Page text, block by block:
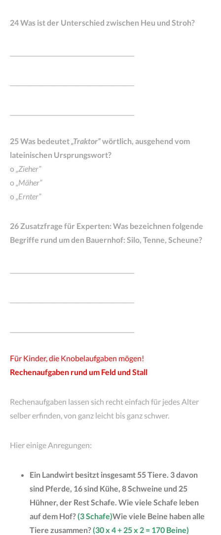
24 Was ist der Unterschied zwischen Heu und Stroh?
25 Was bedeutet„Traktor”wörtlich, ausgehend vom
lateinischen Ursprungswort?
o„Zieher”
o„Mäher”
o„Ernter”
26 Zusatzfrage für Experten: Was bezeichnen folgende
Begriffe rund um den Bauernhof: Silo, Tenne, Scheune?
Für Kinder, die Knobelaufgaben mögen!
Rechenaufgaben rund um Feld und Stall
Rechenaufgaben lassen sich recht einfach für jedes Alter
selber erfinden, von ganz leicht bis ganz schwer.
Hier einige Anregungen:
Ein Landwirt besitzt insgesamt 55 Tiere. 3 davon
sind Pferde, 16 sind Kühe, 8 Schweine und 25
Hühner, der Rest Schafe. Wie viele Schafe leben
auf dem Hof?(3 Schafe)Wie viele Beine haben alle
Tiere zusammen?(30 x 4 + 25 x 2 = 170 Beine)